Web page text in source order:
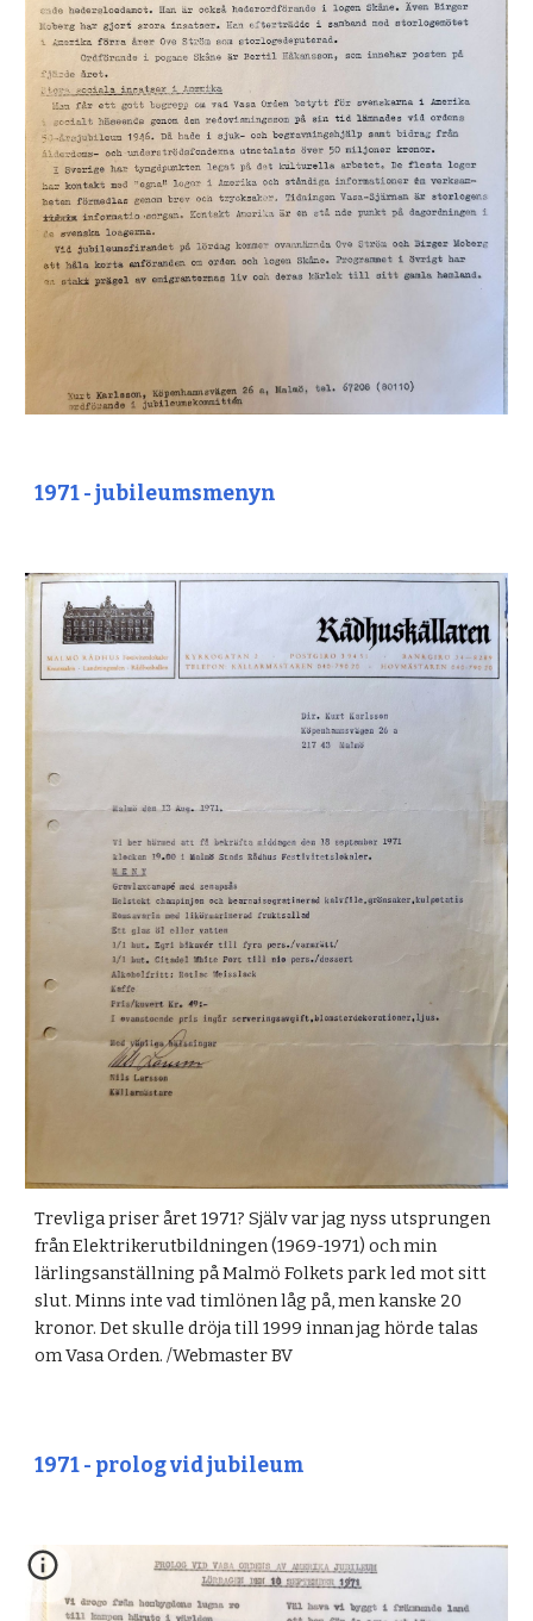
1971 - jubileumsmenyn
Trevliga priser året 1971? Själv var jag nyss utsprungen
från Elektrikerutbildningen (1969-1971) och min
lärlingsanställning på Malmö Folkets park led mot sitt
slut. Minns inte vad timlönen låg på, men kanske 20
kronor. Det skulle dröja till 1999 innan jag hörde talas
om Vasa Orden. /Webmaster BV
1971 - prolog vid jubileum